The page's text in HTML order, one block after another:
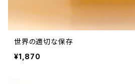
世界の適切な保存
¥1,870